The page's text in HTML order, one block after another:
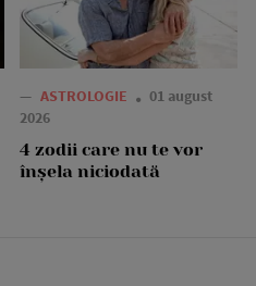
— ASTROLOGIE
01 august
2026
4 zodii care nu te vor
înșela niciodată